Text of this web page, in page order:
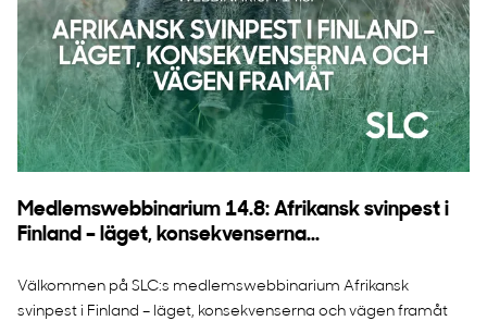
Medlemswebbinarium 14.8: Afrikansk svinpest i
Finland – läget, konsekvenserna...
Välkommen på SLC:s medlemswebbinarium Afrikansk
svinpest i Finland – läget, konsekvenserna och vägen framåt